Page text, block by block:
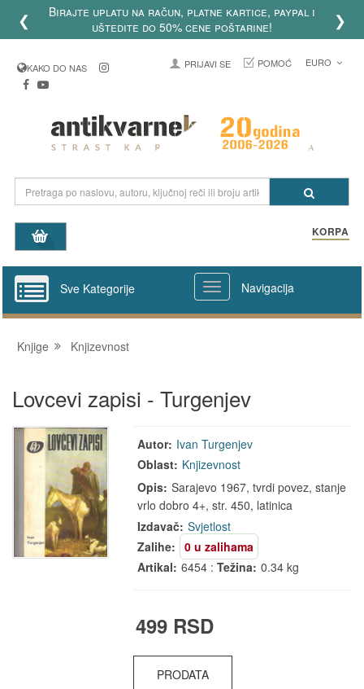
❮
Birajte uplatu na račun, platne kartice, paypal i
uštedite do 50% cene poštarine!
❯
KAKO DO NAS PRIJAVI SE POMOĆ EURO
KORPA
Sve Kategorije Navigacija
Knjige Knjizevnost
Lovcevi zapisi - Turgenjev
Autor: Ivan Turgenjev
Oblast: Knjizevnost
Opis: Sarajevo 1967, tvrdi povez, stanje
vrlo dobro 4+, str. 450, latinica
Izdavač: Svjetlost
Zalihe:
0 u zalihama
Artikal: 6454 :Težina: 0.34 kg
499 RSD
PRODATA